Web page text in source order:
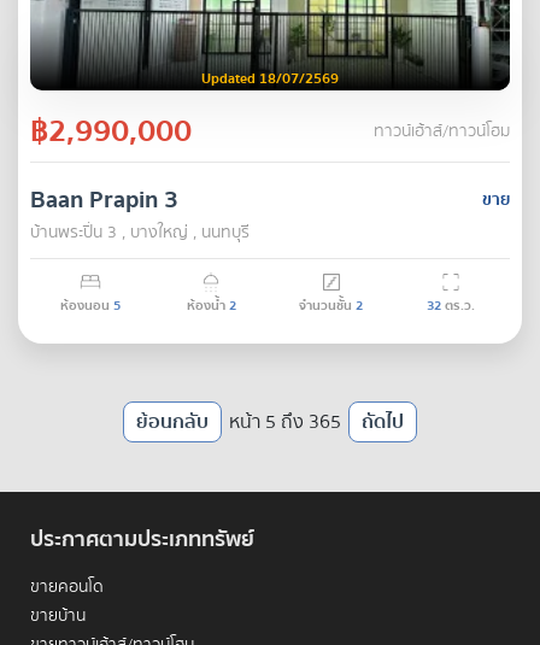
Updated 18/07/2569
฿2,990,000 ทาวน์เฮ้าส์/ทาวน์โฮม
ขาย
Baan Prapin 3
บ้านพระปิ่น 3 , บางใหญ่ , นนทบุรี
ห้องนอน 5 ห้องน้ำ2 จำนวนชั้น 2 32ตร.ว.
ย้อนกลับ หน้า 5 ถึง 365 ถัดไป
ประกาศตามประเภททรัพย์
ขายคอนโด
ขายบ้าน